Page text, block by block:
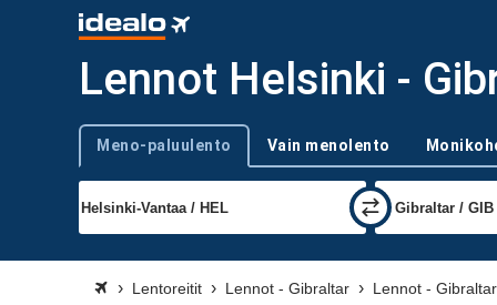
Lennot Helsinki -
Trip type
Meno-paluulento Vain menolento
Lentoreitit Lennot - Gibraltar Lennot - Gibraltar